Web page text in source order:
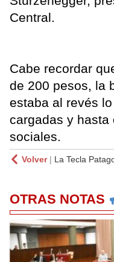
Central.
Cabe recordar
de 200 pesos, la
estaba al revés
cargadas y hasta
sociales.
Volver| La Tecla
OTRAS NOTAS